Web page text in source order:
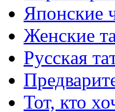
Японские
Женские
Русскaя
Тот, кто